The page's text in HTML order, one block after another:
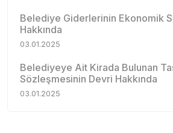
Belediye Giderlerinin Ekonomik
Hakkında
03.01.2025
Belediyeye Ait Kirada Bulunan
Sözleşmesinin Devri Hakkında
03.01.2025